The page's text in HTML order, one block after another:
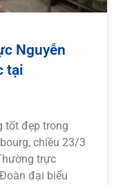
Nguyễn
tại
tốt đẹp trong
chiều 23/3
trực
đại biểu